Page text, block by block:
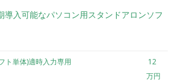
導入可能なパソコン用スタンドアロンソフ
ト単体)適時入力専用
12
万円